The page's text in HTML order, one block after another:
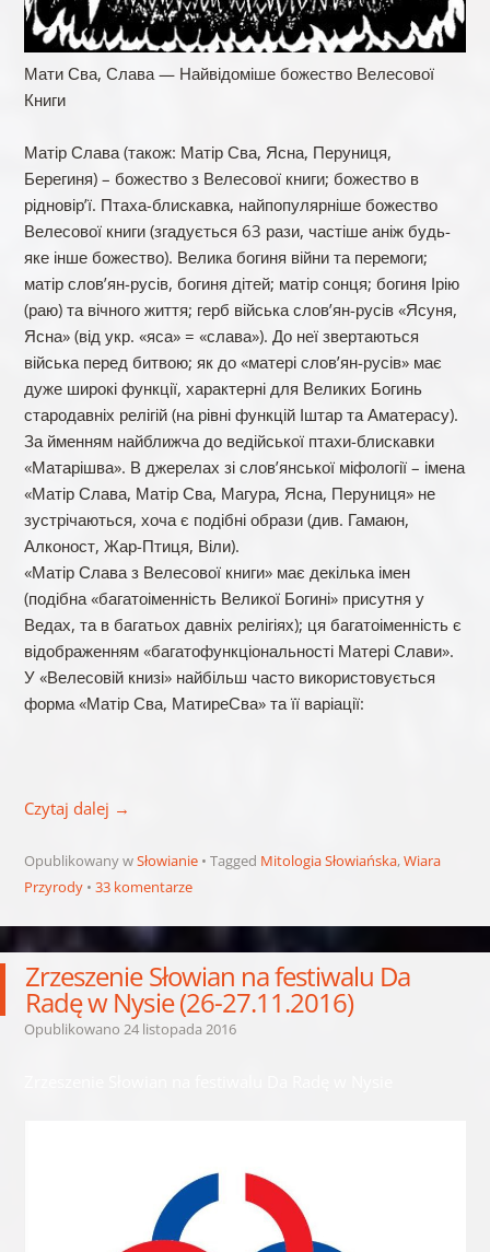
Мати Сва, Слава — Найвідоміше божество Велесової
Книги
Матір Слава (також: Матір Сва, Ясна, Перуниця,
Берегиня) – божество з Велесової книги; божество в
рідновір’ї. Птаxа-блискавка, найпопулярніше божество
Велесової книги (згадується 63 рази, частіше аніж будь-
яке інше божество). Велика богиня війни та перемоги;
матір слов’ян-русів, богиня дітей; матір сонця; богиня Ірію
(раю) та вічного життя; герб війська слов’ян-русів «Ясуня,
Ясна» (від укр. «яса» = «слава»). До неї звертаються
війська перед битвою; як до «матері слов’ян-русів» має
дуже широкі функції, характерні для Великих Богинь
стародавніх релігій (на рівні функцій Іштар та Аматерасу).
За йменням найближча до ведійської птаxи-блискавки
«Матарішва». В джерелах зі слов’янської міфології – імена
«Матір Слава, Матір Сва, Магура, Ясна, Перуниця» не
зустрічаються, хоча є подібні образи (див. Гамаюн,
Алконост, Жар-Птиця, Віли).
«Матір Слава з Велесової книги» має декілька імен
(подібна «багатоіменність Великої Богині» присутня у
Ведах, та в багатьох давніх релігіях); ця багатоіменність є
відображенням «багатофункціональності Матері Слави».
У «Велесовій книзі» найбільш часто використовується
форма «Матір Сва, МатиреСва» та її варіації:
Czytaj dalej →
Opublikowany wSłowianie Tagged Mitologia Słowiańska,Wiara
Przyrody
33 komentarze
Zrzeszenie Słowian na festiwalu Da
Radę w Nysie (26-27.11.2016)
Opublikowano 24 listopada 2016